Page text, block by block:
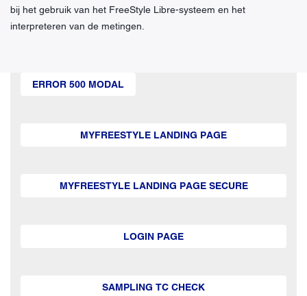
bij het gebruik van het FreeStyle Libre-systeem en het
interpreteren van de metingen.
ERROR 500 MODAL
MYFREESTYLE LANDING PAGE
MYFREESTYLE LANDING PAGE SECURE
LOGIN PAGE
SAMPLING TC CHECK